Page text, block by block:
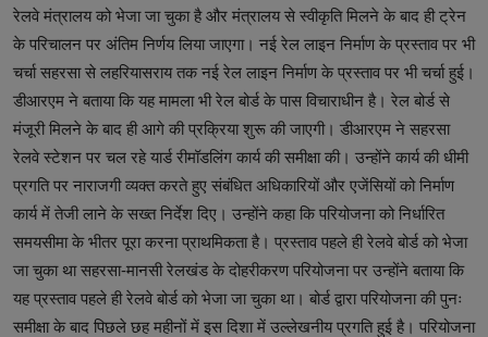
रेलवे मंत्रालय को भेजा जा चुका है और मंत्रालय से स्वीकृति मिलने के बाद ही ट्रेन
के परिचालन पर अंतिम निर्णय लिया जाएगा। नई रेल लाइन निर्माण के प्रस्ताव पर भी
चर्चा सहरसा से लहरियासराय तक नई रेल लाइन निर्माण के प्रस्ताव पर भी चर्चा हुई।
डीआरएम ने बताया कि यह मामला भी रेल बोर्ड के पास विचाराधीन है। रेल बोर्ड से
मंजूरी मिलने के बाद ही आगे की प्रक्रिया शुरू की जाएगी। डीआरएम ने सहरसा
रेलवे स्टेशन पर चल रहे यार्ड रीमॉडलिंग कार्य की समीक्षा की। उन्होंने कार्य की धीमी
प्रगति पर नाराजगी व्यक्त करते हुए संबंधित अधिकारियों और एजेंसियों को निर्माण
कार्य में तेजी लाने के सख्त निर्देश दिए। उन्होंने कहा कि परियोजना को निर्धारित
समयसीमा के भीतर पूरा करना प्राथमिकता है। प्रस्ताव पहले ही रेलवे बोर्ड को भेजा
जा चुका था सहरसा-मानसी रेलखंड के दोहरीकरण परियोजना पर उन्होंने बताया कि
यह प्रस्ताव पहले ही रेलवे बोर्ड को भेजा जा चुका था। बोर्ड द्वारा परियोजना की पुनः
समीक्षा के बाद पिछले छह महीनों में इस दिशा में उल्लेखनीय प्रगति हुई है। परियोजना